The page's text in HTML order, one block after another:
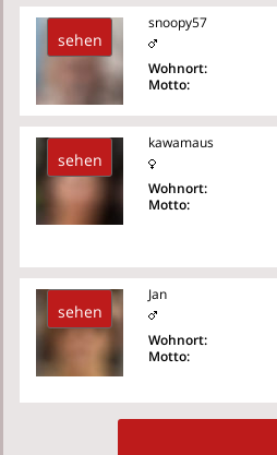
sehen
snoopy57
Wohnort:
Motto:
sehen
kawamaus
Wohnort:
Motto:
sehen
Jan
Wohnort:
Motto: